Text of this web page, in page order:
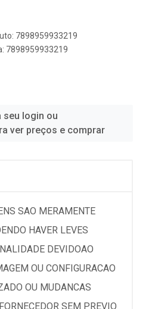
7898959933219
7898959933219
seu login ou
ver preços e comprar
SAO MERAMENTE
HAVER LEVES
DEVIDOAO
OU CONFIGURACAO
OU MUDANCAS
SEM PREVIO